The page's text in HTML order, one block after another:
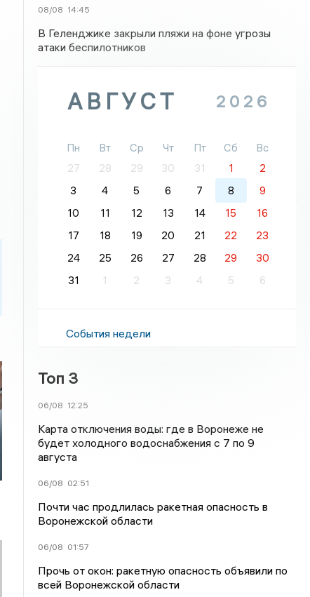
08/08 14:45
В Геленджике закрыли пляжи на фоне угрозы
атаки беспилотников
АВГУСТ 2026
Пн Вт Ср Чт Пт Сб
Вс
27
28 29 30 31 1
2
3
4 5 6 7 8
9
10
11 12 13 14 15
16
17
18 19 20 21 22
23
24
25 26 27 28 29
30
31
1 2 3 4 5 6
События недели
Топ 3
06/08 12:25
Карта отключения воды: где в Воронеже не
будет холодного водоснабжения с 7 по 9
августа
06/08 02:51
Почти час продлилась ракетная опасность в
Воронежской области
06/08 01:57
Прочь от окон: ракетную опасность объявили по
всей Воронежской области